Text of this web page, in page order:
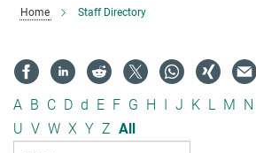
Home Staff Directory
A B C D d E F G H I J K L M N
U V W X Y Z All